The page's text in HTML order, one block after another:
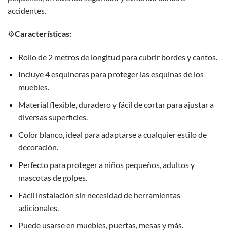
accidentes.
⚙️Características:
Rollo de 2 metros de longitud para cubrir bordes y cantos.
Incluye 4 esquineras para proteger las esquinas de los
muebles.
Material flexible, duradero y fácil de cortar para ajustar a
diversas superficies.
Color blanco, ideal para adaptarse a cualquier estilo de
decoración.
Perfecto para proteger a niños pequeños, adultos y
mascotas de golpes.
Fácil instalación sin necesidad de herramientas
adicionales.
Puede usarse en muebles, puertas, mesas y más.